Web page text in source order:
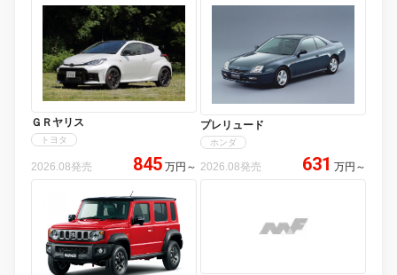
ＧＲヤリス
トヨタ
2026.08発売 845 万円 ～
プレリュード
ホンダ
2026.08発売 631 万円 ～